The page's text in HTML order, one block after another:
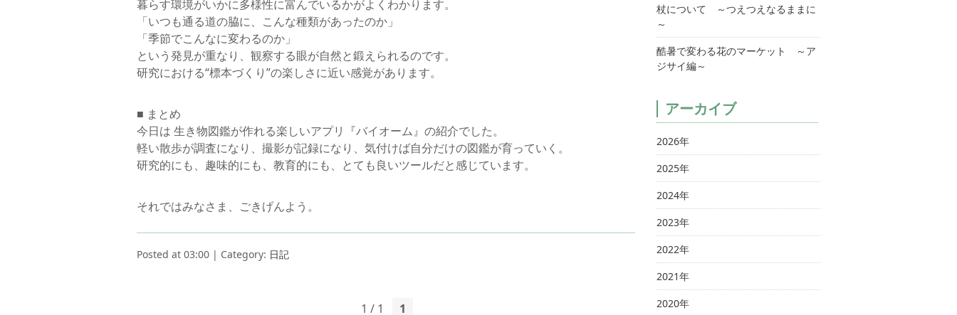
暮らす環境がいかに多様性に富んでいるかがよくわかります。
「いつも通る道の脇に、こんな種類があったのか」
「季節でこんなに変わるのか」
という発見が重なり、観察する眼が自然と鍛えられるのです。
研究における“標本づくり”の楽しさに近い感覚があります。
■ まとめ
今日は 生き物図鑑が作れる楽しいアプリ『バイオーム』の紹介でした。
軽い散歩が調査になり、撮影が記録になり、気付けば自分だけの図鑑が育っていく。
研究的にも、趣味的にも、教育的にも、とても良いツールだと感じています。
それではみなさま、ごきげんよう。
Posted at 03:00 | Category: 日記
1 / 1 1
杖について ～つえつえなるままに
～
酷暑で変わる花のマーケット ～ア
ジサイ編～
アーカイブ
2026年
2025年
2024年
2023年
2022年
2021年
2020年